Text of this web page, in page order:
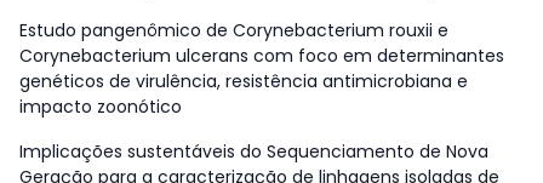
Estudo pangenômico de Corynebacterium rouxii e
Corynebacterium ulcerans com foco em determinantes
genéticos de virulência, resistência antimicrobiana e
impacto zoonótico
Implicações sustentáveis do Sequenciamento de Nova
Geração para a caracterização de linhagens isoladas de